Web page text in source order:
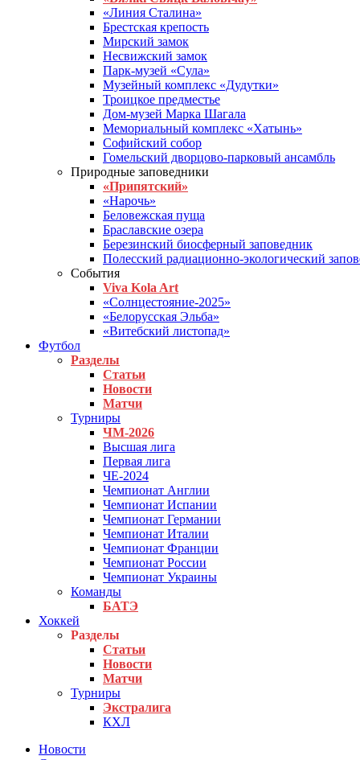
«Линия Сталина»
Брестская крепость
Мирский замок
Несвижский замок
Парк-музей «Сула»
Музейный комплекс «Дудутки»
Троицкое предместье
Дом-музей Марка Шагала
Мемориальный комплекс «Хатынь»
Софийский собор
Гомельский дворцово-парковый ансамбль
Природные заповедники
«Припятский»
«Нарочь»
Беловежская пуща
Браславские озера
Березинский биосферный заповедник
Полесский радиационно-экологический
События
Viva Kola Art
«Солнцестояние-2025»
«Белорусская Эльба»
«Витебский листопад»
Футбол
Разделы
Статьи
Новости
Матчи
Турниры
ЧМ-2026
Высшая лига
Первая лига
ЧЕ-2024
Чемпионат Англии
Чемпионат Испании
Чемпионат Германии
Чемпионат Италии
Чемпионат Франции
Чемпионат России
Чемпионат Украины
Команды
БАТЭ
Хоккей
Разделы
Статьи
Новости
Матчи
Турниры
Экстралига
КХЛ
Новости